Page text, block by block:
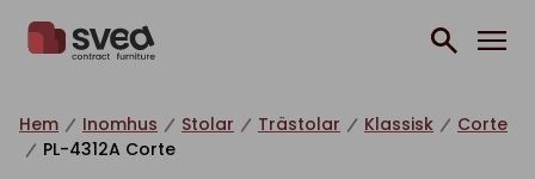
Hem Inomhus Stolar Trästolar Klassisk
Corte
PL-4312A Corte